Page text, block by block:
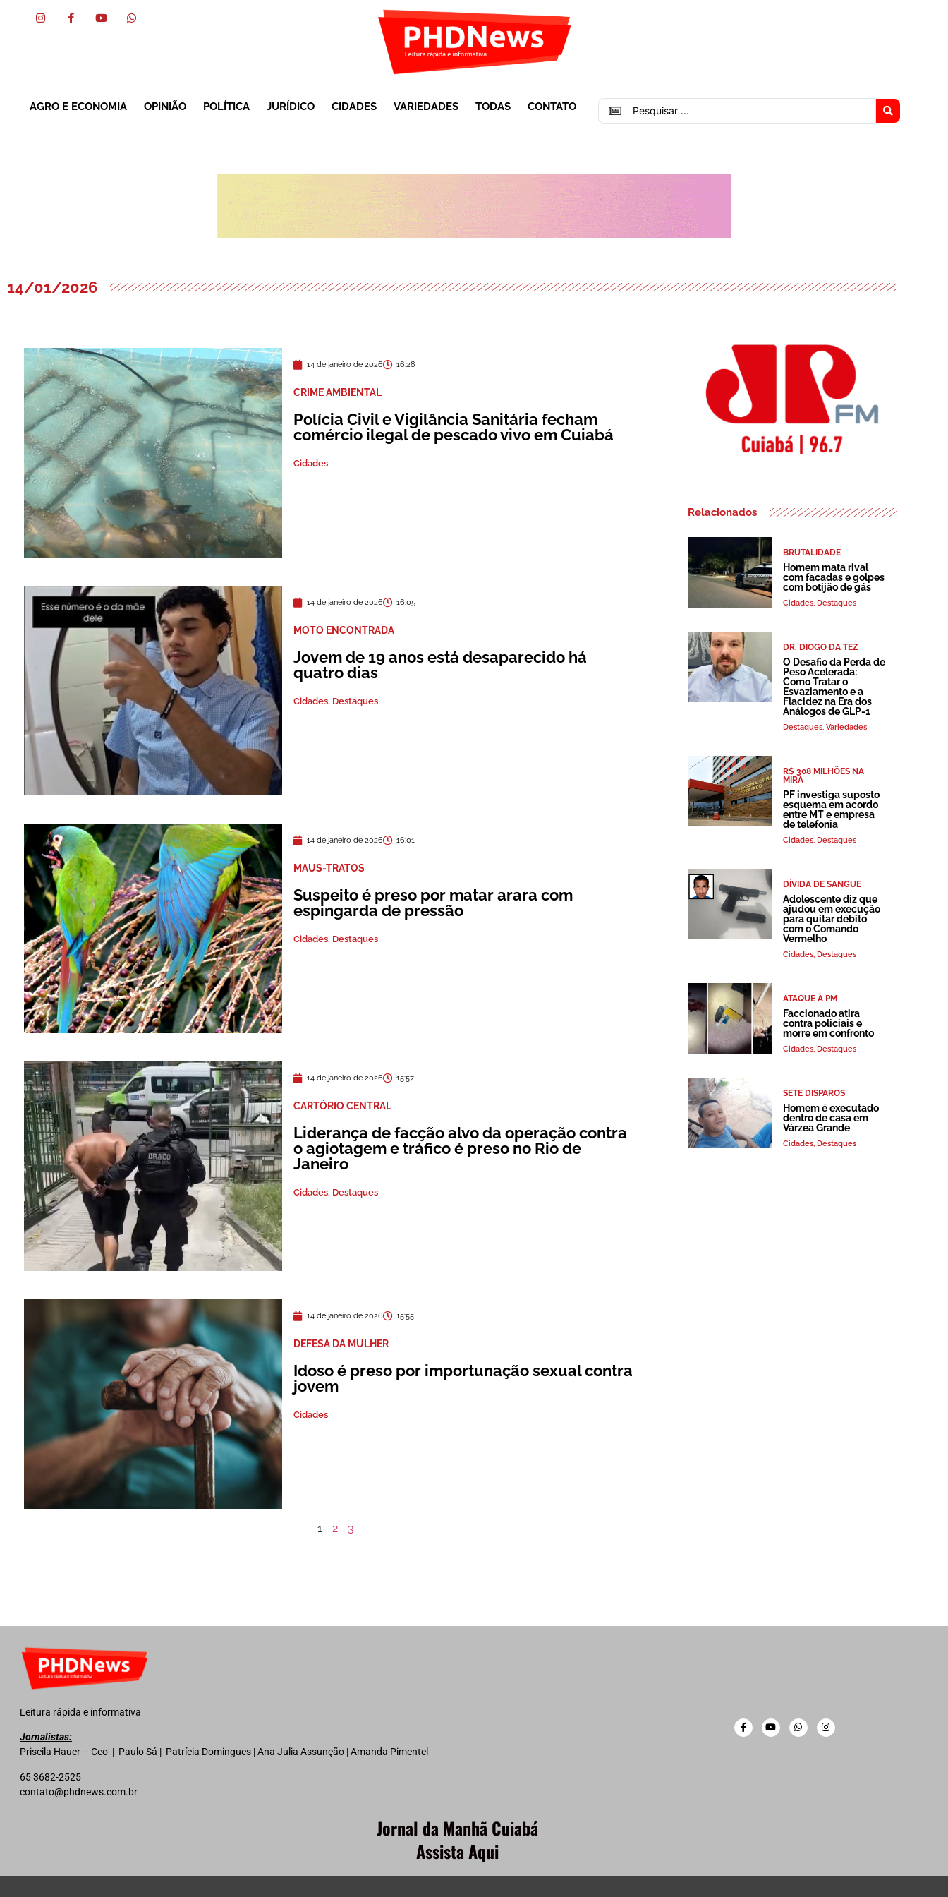
AGRO E ECONOMIA OPINIÃO POLÍTICA JURÍDICO CIDADES VARIEDADES TODAS CONTATO
14/01/2026
14 de janeiro de 2026 16:28
CRIME AMBIENTAL
Polícia Civil e Vigilância Sanitária fecham
comércio ilegal de pescado vivo em Cuiabá
Cidades
14 de janeiro de 2026 16:05
MOTO ENCONTRADA
Jovem de 19 anos está desaparecido há
quatro dias
Cidades, Destaques
14 de janeiro de 2026 16:01
MAUS-TRATOS
Suspeito é preso por matar arara com
espingarda de pressão
Cidades, Destaques
14 de janeiro de 2026 15:57
CARTÓRIO CENTRAL
Liderança de facção alvo da operação contra
o agiotagem e tráfico é preso no Rio de
Janeiro
Cidades, Destaques
14 de janeiro de 2026 15:55
DEFESA DA MULHER
Idoso é preso por importunação sexual contra
jovem
Cidades
1 2 3
Relacionados
BRUTALIDADE
Homem mata rival
com facadas e golpes
com botijão de gás
Cidades, Destaques
DR. DIOGO DA TEZ
O Desafio da Perda de
Peso Acelerada:
Como Tratar o
Esvaziamento e a
Flacidez na Era dos
Análogos de GLP-1
Destaques, Variedades
R$ 308 MILHÕES NA
MIRA
PF investiga suposto
esquema em acordo
entre MT e empresa
de telefonia
Cidades, Destaques
DÍVIDA DE SANGUE
Adolescente diz que
ajudou em execução
para quitar débito
com o Comando
Vermelho
Cidades, Destaques
ATAQUE À PM
Faccionado atira
contra policiais e
morre em confronto
Cidades, Destaques
SETE DISPAROS
Homem é executado
dentro de casa em
Várzea Grande
Cidades, Destaques
Leitura rápida e informativa
Jornalistas:
Priscila Hauer – Ceo | Paulo Sá | Patrícia Domingues | Ana Julia Assunção | Amanda Pimentel
65 3682-2525
contato@phdnews.com.br
Jornal da Manhã Cuiabá
Assista Aqui